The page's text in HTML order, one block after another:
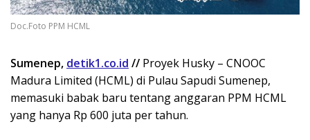
Doc.Foto PPM HCML
Sumenep, detik1.co.id // Proyek Husky – CNOOC
Madura Limited (HCML) di Pulau Sapudi Sumenep,
memasuki babak baru tentang anggaran PPM HCML
yang hanya Rp 600 juta per tahun.